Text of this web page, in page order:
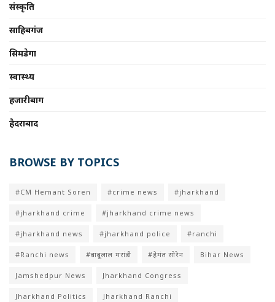
संस्कृति
साहिबगंज
सिमडेगा
स्वास्थ्य
हजारीबाग
हैदराबाद
BROWSE BY TOPICS
#CM Hemant Soren #crime news #jharkhand
#jharkhand crime #jharkhand crime news
#jharkhand news #jharkhand police #ranchi
#Ranchi news #बाबूलाल मरांडी #हेमंत सोरेन Bihar News
Jamshedpur News Jharkhand Congress
Jharkhand Politics Jharkhand Ranchi